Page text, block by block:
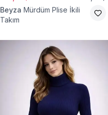
Beyza Mürdüm Plise İkili
Takım